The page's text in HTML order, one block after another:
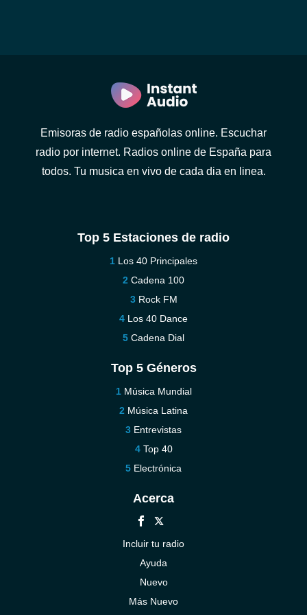
Emisoras de radio españolas online. Escuchar
radio por internet. Radios online de España para
todos. Tu musica en vivo de cada dia en linea.
Top 5 Estaciones de radio
Los 40 Principales
Cadena 100
Rock FM
Los 40 Dance
Cadena Dial
Top 5 Géneros
Música Mundial
Música Latina
Entrevistas
Top 40
Electrónica
Acerca
Incluir tu radio
Ayuda
Nuevo
Más Nuevo